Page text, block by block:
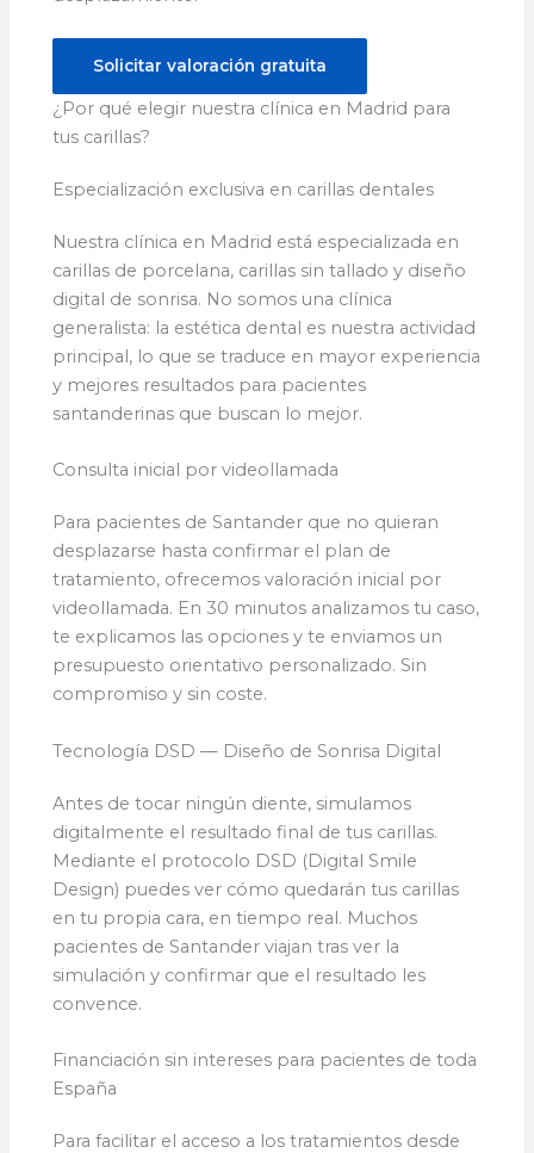
Solicitar valoración gratuita
¿Por qué elegir nuestra clínica en Madrid para
tus carillas?
Especialización exclusiva en carillas dentales
Nuestra clínica en Madrid está especializada en
carillas de porcelana, carillas sin tallado y diseño
digital de sonrisa. No somos una clínica
generalista: la estética dental es nuestra actividad
principal, lo que se traduce en mayor experiencia
y mejores resultados para pacientes
santanderinas que buscan lo mejor.
Consulta inicial por videollamada
Para pacientes de Santander que no quieran
desplazarse hasta confirmar el plan de
tratamiento, ofrecemos valoración inicial por
videollamada. En 30 minutos analizamos tu caso,
te explicamos las opciones y te enviamos un
presupuesto orientativo personalizado. Sin
compromiso y sin coste.
Tecnología DSD — Diseño de Sonrisa Digital
Antes de tocar ningún diente, simulamos
digitalmente el resultado final de tus carillas.
Mediante el protocolo DSD (Digital Smile
Design) puedes ver cómo quedarán tus carillas
en tu propia cara, en tiempo real. Muchos
pacientes de Santander viajan tras ver la
simulación y confirmar que el resultado les
convence.
Financiación sin intereses para pacientes de toda
España
Para facilitar el acceso a los tratamientos desde